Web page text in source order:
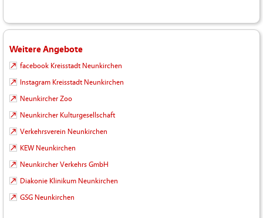
Weitere Angebote
facebook Kreisstadt Neunkirchen
Instagram Kreisstadt Neunkirchen
Neunkircher Zoo
Neunkircher Kulturgesellschaft
Verkehrsverein Neunkirchen
KEW Neunkirchen
Neunkircher Verkehrs GmbH
Diakonie Klinikum Neunkirchen
GSG Neunkirchen